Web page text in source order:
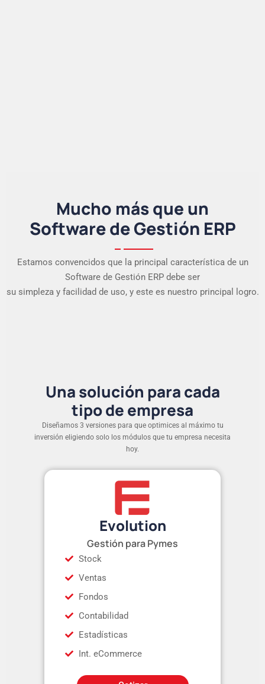
Mucho más que un
Software de Gestión ERP
Estamos convencidos que la principal característica de un
Software de Gestión ERP debe ser
su simpleza y facilidad de uso, y este es nuestro principal logro.
Una solución para cada
tipo de empresa
Diseñamos 3 versiones para que optimices al máximo tu
inversión eligiendo solo los módulos que tu empresa necesita
hoy.
Evolution
Gestión para Pymes
Stock
Ventas
Fondos
Contabilidad
Estadísticas
Int. eCommerce